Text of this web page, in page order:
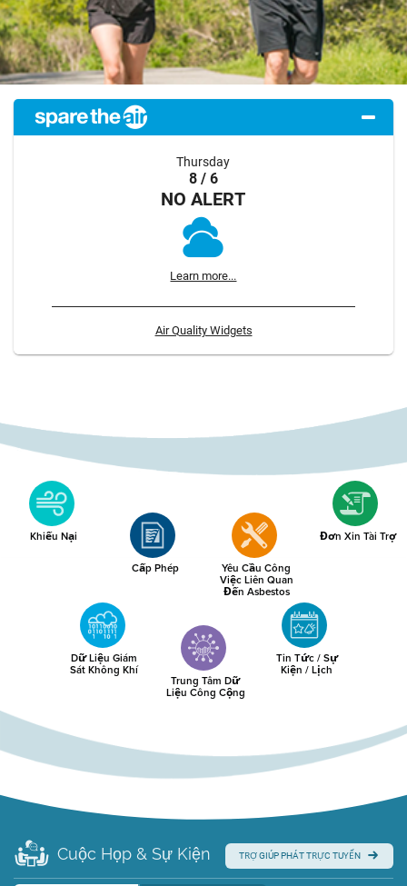
Thursday
8 / 6
NO ALERT
Learn more...
Air Quality Widgets
Khiếu Nại
Cấp Phép Yêu Cầu Công
Việc Liên Quan
Đến Asbestos
Đơn Xin Tài Trợ
Dữ Liệu Giám
Sát Không Khí
Trung Tâm Dữ
Liệu Công Cộng
Tin Tức / Sự
Kiện / Lịch
Cuộc Họp & Sự Kiện TRỢ GIÚP PHÁT TRỰC TUYẾN